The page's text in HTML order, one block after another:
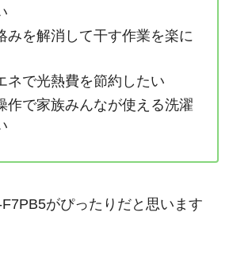
みを解消して干す作業を楽に
ネで光熱費を節約したい
作で家族みんなが使える洗濯
がぴったりだと思います